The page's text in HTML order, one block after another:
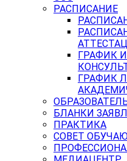
РАСПИСАНИЕ
ГРАФИК
ГРАФИК
БЛАНКИ
ПРАКТИКА
СОВЕТ